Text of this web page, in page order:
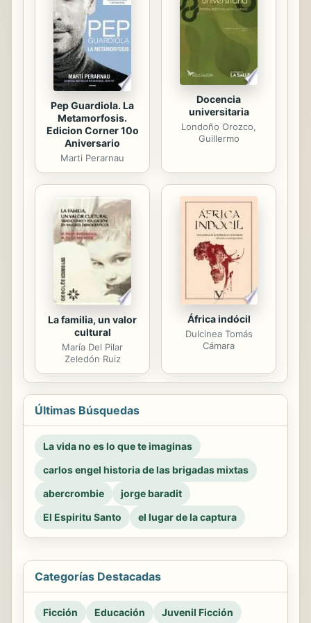
muchos empleos que tuve sin éxitos,
incluyendo la ayuda que aportaba en
la Farmacia de mi madre, me dediqué
al Teatro, ...
Pep Guardiola. La
Metamorfosis.
Edicion Corner 10o
Aniversario
Marti Perarnau
Docencia
universitaria
Londoño Orozco,
Guillermo
La familia, un valor
cultural
María Del Pilar
Zeledón Ruiz
África indócil
Dulcinea Tomás
Cámara
Últimas Búsquedas
La vida no es lo que te imaginas
carlos engel historia de las brigadas mixtas
abercrombie
jorge baradit
El Espiritu Santo
el lugar de la captura
Categorías Destacadas
Ficción Educación Juvenil Ficción